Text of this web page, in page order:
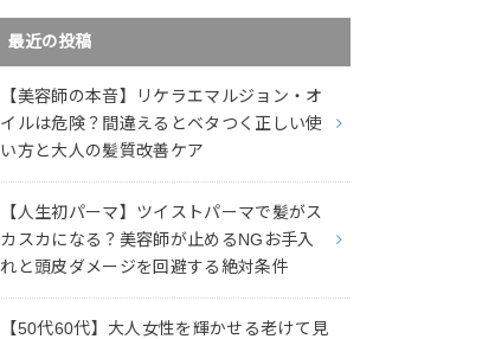
最近の投稿
【美容師の本音】リケラエマルジョン・オ
イルは危険？間違えるとベタつく正しい使
い方と大人の髪質改善ケア
【人生初パーマ】ツイストパーマで髪がス
カスカになる？美容師が止めるNGお手入
れと頭皮ダメージを回避する絶対条件
【50代60代】大人女性を輝かせる老けて見